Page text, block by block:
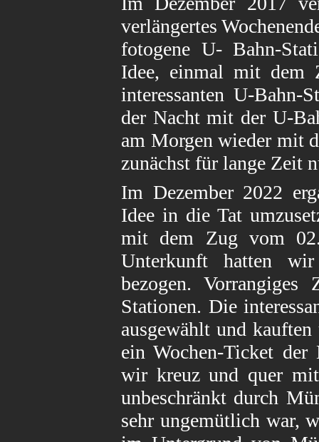
verlängertes
fotogene U- Bahn-
Idee, einmal mit dem
interessanten U-Bahn-
der Nacht mit der U-
am Morgen wieder mit
zunächst für lange Zeit
Im Dezember 2022
Idee in die Tat
mit dem Zug vom
Unterkunft hatten
bezogen.
Stationen. Die
ausgewählt und
ein Wochen-Ticket
wir kreuz und quer
unbeschränkt durch
sehr ungemütlich war,